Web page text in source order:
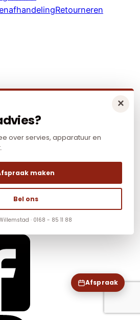
Retourneren
Afspraak
×
over servies, apparatuur en
maken
Bel ons
· 0168 - 85 11 88